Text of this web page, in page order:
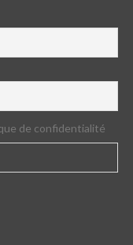
de confidentialité